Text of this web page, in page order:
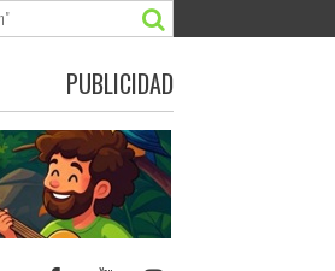
PUBLICIDAD